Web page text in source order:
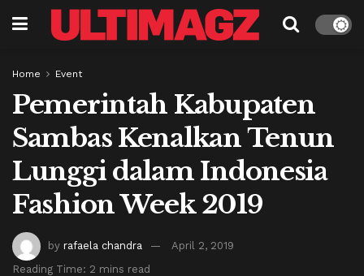
Home Event
Pemerintah Kabupaten
Sambas Kenalkan Tenun
Lunggi dalam Indonesia
Fashion Week 2019
by rafaela chandra
April 2, 2019
Reading Time: 2 mins read